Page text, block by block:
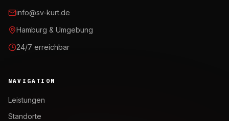
info@sv-kurt.de
Hamburg & Umgebung
24/7 erreichbar
NAVIGATION
Leistungen
Standorte